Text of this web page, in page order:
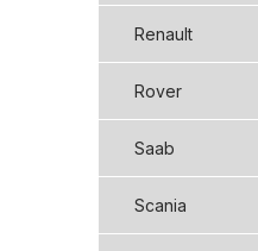
Renault
Rover
Saab
Scania